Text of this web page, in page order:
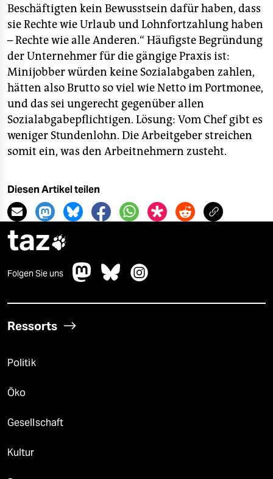
Beschäftigten kein Bewusstsein dafür haben, dass
sie Rechte wie Urlaub und Lohnfortzahlung haben
– Rechte wie alle Anderen.“ Häufigste Begründung
der Unternehmer für die gängige Praxis ist:
Minijobber würden keine Sozialabgaben zahlen,
hätten also Brutto so viel wie Netto im Portmonee,
und das sei ungerecht gegenüber allen
Sozialabgabepflichtigen. Lösung: Vom Chef gibt es
weniger Stundenlohn. Die Arbeitgeber streichen
somit ein, was den Arbeitnehmern zusteht.
Diesen Artikel teilen
taz
Folgen Sie uns
Ressorts
Politik
Öko
Gesellschaft
Kultur